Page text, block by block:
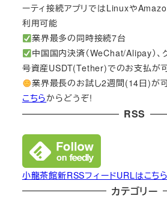
ーティ接続アプリではLinuxや
利用可能
業界最多の同時接続7台
中国国内決済（WeChat/Alipay）、
号資産USDT(Tether)でのお支払が
業界最長のお試し2週間(14日)が
こちらからどうぞ!
RSS
小龍茶館新RSSフィードURLはこちら
カテゴリー